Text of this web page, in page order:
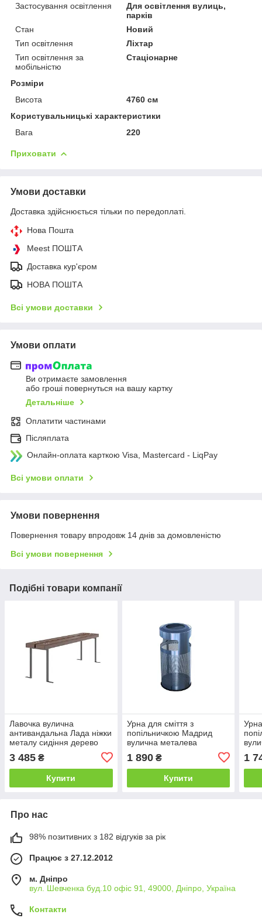
Застосування освітлення
Для освітлення вулиць,
парків
Стан
Новий
Тип освітлення
Ліхтар
Тип освітлення за
мобільністю
Стаціонарне
Розміри
Висота
4760 см
Користувальницькі характеристики
Вага
220
Приховати
Умови доставки
Доставка здійснюється тільки по передоплаті.
Нова Пошта
Meest ПОШТА
Доставка кур'єром
НОВА ПОШТА
Всі умови доставки
Умови оплати
Ви отримаєте замовлення
або гроші повернуться на вашу картку
Детальніше
Оплатити частинами
Післяплата
Онлайн-оплата карткою Visa, Mastercard - LiqPay
Всі умови оплати
Умови повернення
Повернення товару впродовж 14 днів за домовленістю
Всі умови повернення
Подібні товари компанії
Лавочка вулична
антивандальна Лада ніжки
металу сидіння дерево
1500 мм (Продмаш-ТМ)
3 485 ₴
Купити
Урна для сміття з
попільничкою Мадрид
вулична металева
1 890₴
Купити
1
Про нас
98% позитивних з 182 відгуків за рік
Працює з 27.12.2012
м. Дніпро
вул. Шевченка буд.10 офіс 91, 49000, Дніпро, Україна
Контакти